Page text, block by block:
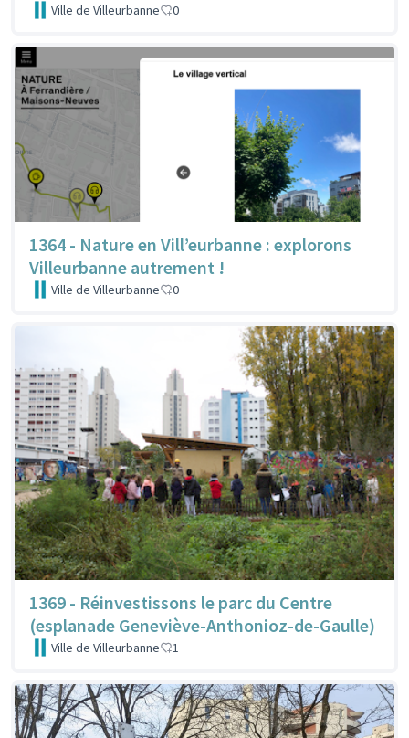
Ville de Villeurbanne 0
1364 - Nature en Vill’eurbanne : explorons
Villeurbanne autrement !
Ville de Villeurbanne 0
1369 - Réinvestissons le parc du Centre
(esplanade Geneviève-Anthonioz-de-Gaulle)
Ville de Villeurbanne 1